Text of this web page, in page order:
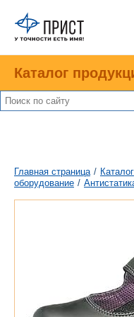
Каталог
Главная страница / Каталог
оборудование /